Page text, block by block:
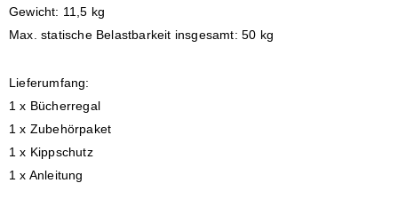
Gewicht: 11,5 kg
Max. statische Belastbarkeit insgesamt: 50 kg
Lieferumfang:
1 x Bücherregal
1 x Zubehörpaket
1 x Kippschutz
1 x Anleitung